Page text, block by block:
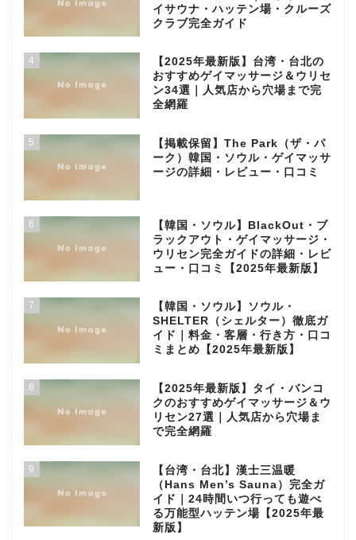
イサウナ・ハッテン場・クルーズ
クラブ完全ガイド
4
【2025年最新版】台湾・台北の
おすすめゲイマッサージ＆ウリセ
ン34選｜人気店から穴場まで完
全網羅
5
【掲載保留】The Park（ザ・パ
ーク）韓国・ソウル・ゲイマッサ
ージの詳細・レビュー・口コミ
6
【韓国・ソウル】BlackOut・ブ
ラックアウト・ゲイマッサージ・
ウリセン完全ガイドの詳細・レビ
ュー・口コミ【2025年最新版】
7
【韓国・ソウル】ソウル・
SHELTER（シェルター）徹底ガ
イド｜料金・客層・行き方・口コ
ミまとめ【2025年最新版】
8
【2025年最新版】タイ・バンコ
クのおすすめゲイマッサージ＆ウ
リセン27選｜人気店から穴場ま
で完全網羅
9
【台湾・台北】漢士三温暖
（Hans Men’s Sauna）完全ガ
イド｜24時間いつ行っても遊べ
る万能型ハッテン場【2025年最
新版】